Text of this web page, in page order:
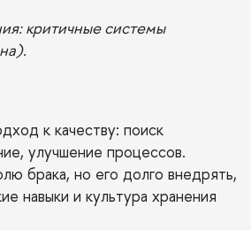
критичные системы
к качеству: поиск
улучшение процессов.
брака, но его долго внедрять,
навыки и культура хранения